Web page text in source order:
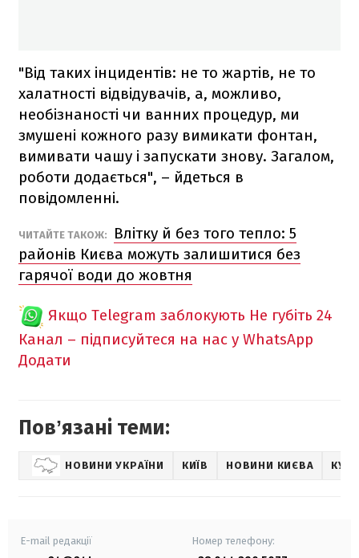
"Від таких інцидентів: не то жартів, не то
халатності відвідувачів, а, можливо,
необізнаності чи ванних процедур, ми
змушені кожного разу вимикати фонтан,
вимивати чашу і запускати знову. Загалом,
роботи додається", – йдеться в
повідомленні.
ЧИТАЙТЕ ТАКОЖ:
Влітку й без того тепло: 5
районів Києва можуть залишитися без
гарячої води до жовтня
Якщо Telegram заблокують Не губіть 24
Канал – підписуйтеся на нас у WhatsApp
Додати
Повʼязані теми:
НОВИНИ УКРАЇНИ КИЇВ НОВИНИ КИЄВА
E-mail редакції Номер телефону: